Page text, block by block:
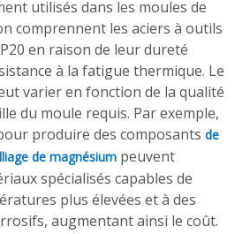
utilisés dans les moules de
comprennent les aciers à outils
en raison de leur dureté
à la fatigue thermique. Le
varier en fonction de la qualité
du moule requis. Par exemple,
produire des composants de
de magnésium peuvent
spécialisés capables de
plus élevées et à des
augmentant ainsi le coût.